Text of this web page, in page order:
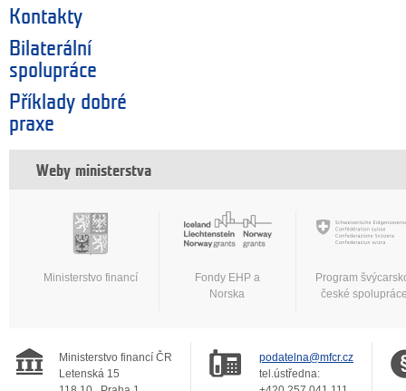
Kontakty
Bilaterální
spolupráce
Příklady dobré
praxe
Weby ministerstva
Ministerstvo financí
Fondy EHP a
Norska
Program
české
Ministerstvo financí ČR
Letenská 15
podatelna@mfcr.cz
tel.ústředna: